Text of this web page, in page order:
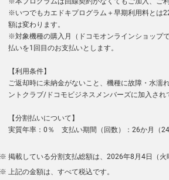
※いつでもカエドキプログラム＋早期利用料とは
額は変わります。
※対象機種の購入月（ドコモオンラインショップ
払いを1回目のお支払いとします。
【利用条件】
ご返却時に未納金がないこと、機種に故障・水濡
ントクラブ/ドコモビジネスメンバーズに加入され
【分割払いについて】
実質年率：0％ 支払い期間（回数）：26か月（24
掲載している分割支払総額は、2026年8月4日（火
上記の金額は、すべて税込です。